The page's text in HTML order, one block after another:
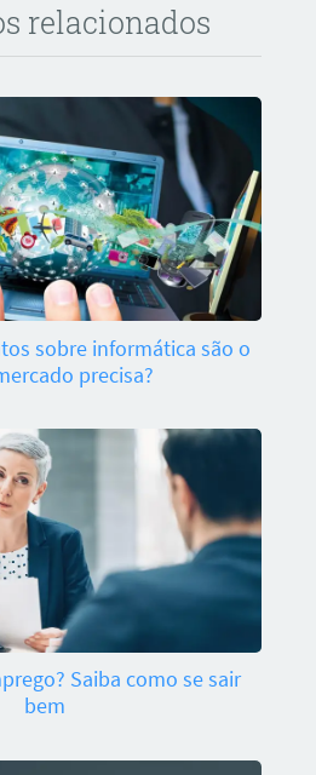
relacionados
sobre informática são o
precisa?
Saiba como se sair
bem